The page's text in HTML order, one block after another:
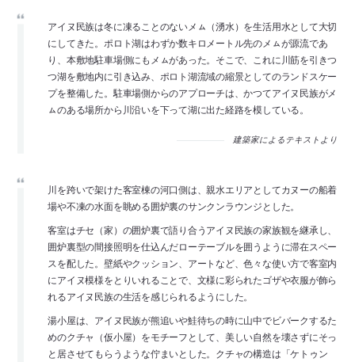
アイヌ民族は冬に凍ることのないメㇺ（湧水）を生活用水として大切
にしてきた。ポロト湖はわずか数キロメートル先のメㇺが源流であ
り、本敷地駐車場側にもメㇺがあった。そこで、これに川筋を引きつ
つ湖を敷地内に引き込み、ポロト湖流域の縮景としてのランドスケー
プを整備した。駐車場側からのアプローチは、かつてアイヌ民族がメ
ㇺのある場所から川沿いを下って湖に出た経路を模している。
建築家によるテキストより
川を跨いで架けた客室棟の河口側は、親水エリアとしてカヌーの船着
場や不凍の水面を眺める囲炉裏のサンクンラウンジとした。
客室はチセ（家）の囲炉裏で語り合うアイヌ民族の家族観を継承し、
囲炉裏型の間接照明を仕込んだローテーブルを囲うように滞在スペー
スを配した。壁紙やクッション、アートなど、色々な使い方で客室内
にアイヌ模様をとりいれることで、文様に彩られたゴザや衣服が飾ら
れるアイヌ民族の生活を感じられるようにした。
湯小屋は、アイヌ民族が熊追いや鮭待ちの時に山中でビバークするた
めのクチャ（仮小屋）をモチーフとして、美しい自然を壊さずにそっ
と居させてもらうような佇まいとした。クチャの構造は「ケトゥン